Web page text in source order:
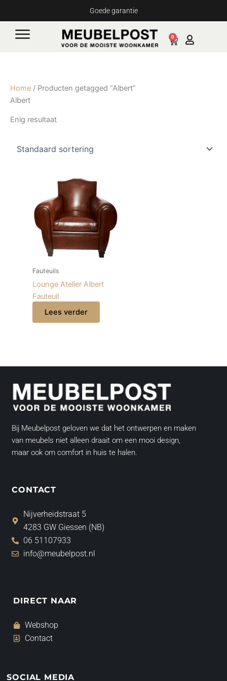
inhoud
Goede garantie
0
Cart
Home / Producten getagged “Albert”
Albert
Enig resultaat
Fauteuils
Lounge Atelier Albert
Fauteuil
Lees verder
Bij Meubelpost geloven we dat het ontwerpen en maken
van meubels niet alleen draait om een mooi design,
maar ook om comfort in huis te halen.
CONTACT
Nijverheidstraat 5
4283 GW Giessen (NB)
06 51107933
info@meubelpost.nl
DIRECT NAAR
Webshop
Contact
SOCIAL MEDIA